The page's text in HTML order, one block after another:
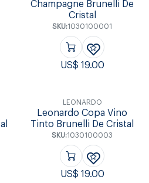
Champagne Brunelli De
Cristal
SKU:1030100001
US$ 19.00
LEONARDO
Leonardo Copa Vino
Tinto Brunelli De Cristal
SKU:1030100003
US$ 19.00